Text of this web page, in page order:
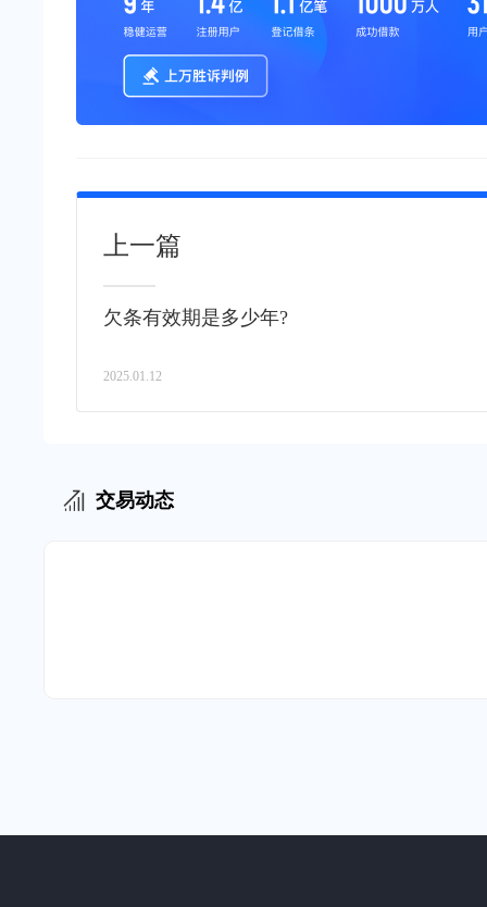
上一篇
欠条有效期是多少年?
2025.01.12
交易动态